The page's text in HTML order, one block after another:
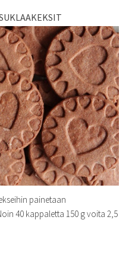
painetaan
40 kappaletta 150 g voita 2,5